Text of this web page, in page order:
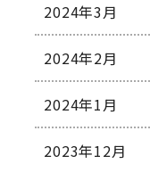
2024年3月
2024年2月
2024年1月
2023年12月